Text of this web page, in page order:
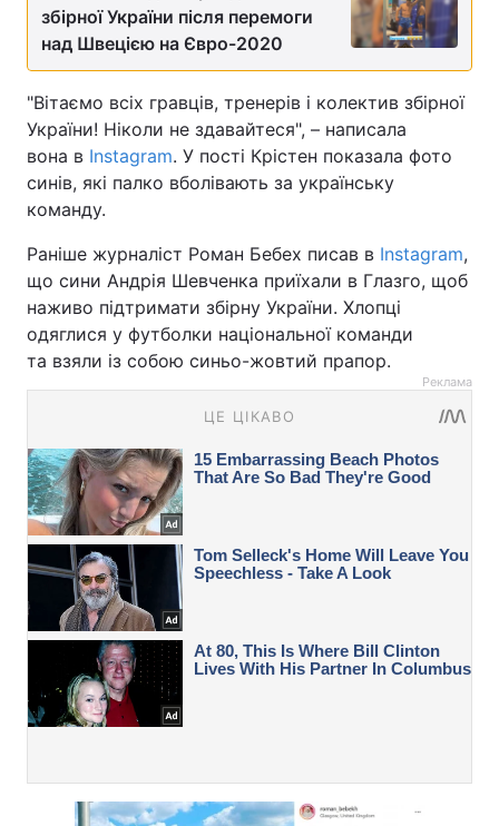
збірної України після перемоги
над Швецією на Євро-2020
"Вітаємо всіх гравців, тренерів і колектив збірної
України! Ніколи не здавайтеся", – написала
вона в Instagram. У пості Крістен показала фото
синів, які палко вболівають за українську
команду.
Раніше журналіст Роман Бебех писав в Instagram,
що сини Андрія Шевченка приїхали в Глазго, щоб
наживо підтримати збірну України. Хлопці
одяглися у футболки національної команди
та взяли із собою синьо-жовтий прапор.
Реклама